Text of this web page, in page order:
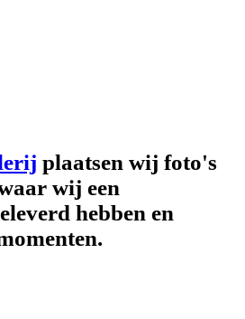
plaatsen wij foto's
wij een
hebben en